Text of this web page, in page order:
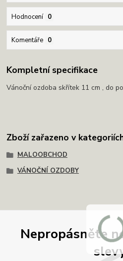
Hodnocení 0
Komentáře 0
Kompletní specifikace
Vánoční ozdoba skřítek 11 cm , do
Zboží zařazeno v
MALOOBCHOD
VÁNOČNÍ OZDOBY
Nepropásněte